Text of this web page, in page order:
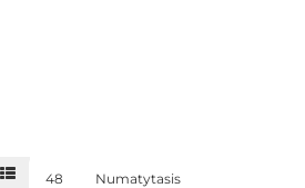
48 Numatytasis